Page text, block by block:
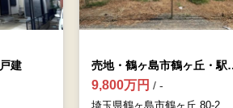
建 売地・鶴ヶ
9,800万円 / -
埼玉県鶴ヶ島市鶴ヶ丘 80-2